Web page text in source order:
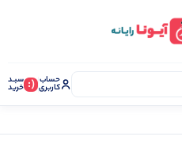
حساب
کاربری (: سبـد
خرید